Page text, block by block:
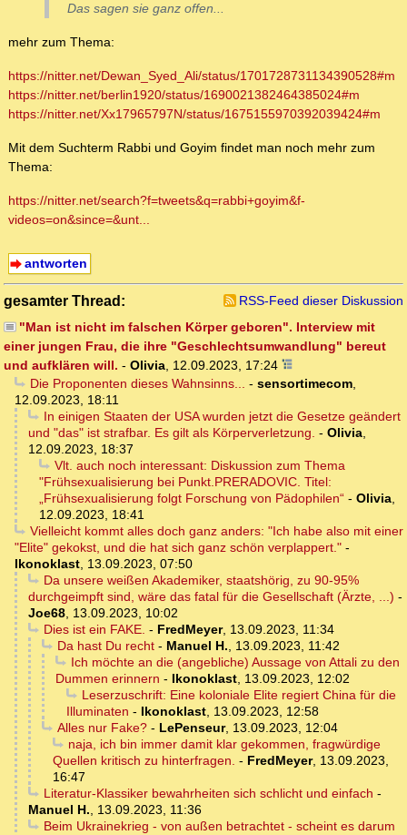
Das sagen sie ganz offen...
mehr zum Thema:
https://nitter.net/Dewan_Syed_Ali/status/1701728731134390528#m
https://nitter.net/berlin1920/status/1690021382464385024#m
https://nitter.net/Xx17965797N/status/1675155970392039424#m
Mit dem Suchterm Rabbi und Goyim findet man noch mehr zum
Thema:
https://nitter.net/search?f=tweets&q=rabbi+goyim&f-
videos=on&since=&unt...
antworten
gesamter Thread:
RSS-Feed dieser Diskussion
"Man ist nicht im falschen Körper geboren". Interview mit
einer jungen Frau, die ihre "Geschlechtsumwandlung" bereut
und aufklären will. - Olivia, 12.09.2023, 17:24
Die Proponenten dieses Wahnsinns... - sensortimecom,
12.09.2023, 18:11
In einigen Staaten der USA wurden jetzt die Gesetze geändert
und "das" ist strafbar. Es gilt als Körperverletzung. - Olivia,
12.09.2023, 18:37
Vlt. auch noch interessant: Diskussion zum Thema
"Frühsexualisierung bei Punkt.PRERADOVIC. Titel:
„Frühsexualisierung folgt Forschung von Pädophilen“ - Olivia,
12.09.2023, 18:41
Vielleicht kommt alles doch ganz anders: "Ich habe also mit einer
"Elite" gekokst, und die hat sich ganz schön verplappert." -
Ikonoklast, 13.09.2023, 07:50
Da unsere weißen Akademiker, staatshörig, zu 90-95%
durchgeimpft sind, wäre das fatal für die Gesellschaft (Ärzte, ...) -
Joe68, 13.09.2023, 10:02
Dies ist ein FAKE. - FredMeyer, 13.09.2023, 11:34
Da hast Du recht- Manuel H., 13.09.2023, 11:42
Ich möchte an die (angebliche) Aussage von Attali zu den
Dummen erinnern - Ikonoklast, 13.09.2023, 12:02
Leserzuschrift: Eine koloniale Elite regiert China für die
Illuminaten - Ikonoklast, 13.09.2023, 12:58
Alles nur Fake?- LePenseur, 13.09.2023, 12:04
naja, ich bin immer damit klar gekommen, fragwürdige
Quellen kritisch zu hinterfragen. - FredMeyer, 13.09.2023,
16:47
Literatur-Klassiker bewahrheiten sich schlicht und einfach -
Manuel H., 13.09.2023, 11:36
Beim Ukrainekrieg - von außen betrachtet - scheint es darum